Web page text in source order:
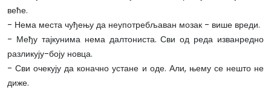
веће.
- Нема места чуђењу да неупотребљаван мозак - више вреди.
- Међу тајкунима нема далтониста. Сви од реда изванредно
разликују-боју новца.
- Сви очекују да коначно устане и оде. Али, њему се нешто не
диже.